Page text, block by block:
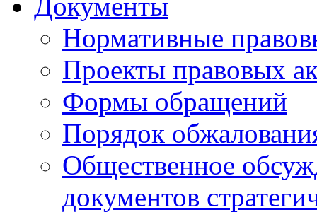
Нормативные
Проекты правовых
Формы обращений
Порядок
Общественное
документов